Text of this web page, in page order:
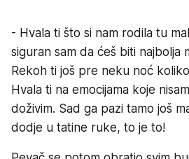
- Hvala ti što si nam rodila tu
siguran sam da ćeš biti najbolja
Rekoh ti još pre neku noć
Hvala ti na emocijama koje
doživim. Sad ga pazi tamo još
dodje u tatine ruke, to je to!